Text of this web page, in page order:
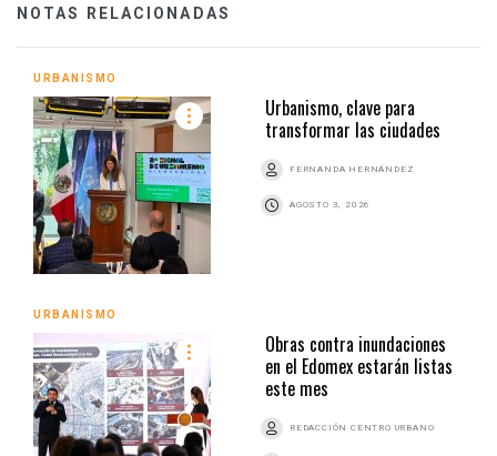
NOTAS RELACIONADAS
URBANISMO
Urbanismo, clave para
transformar las ciudades
FERNANDA HERNÁNDEZ
AGOSTO 3, 2026
URBANISMO
Obras contra inundaciones
en el Edomex estarán listas
este mes
REDACCIÓN CENTRO URBANO